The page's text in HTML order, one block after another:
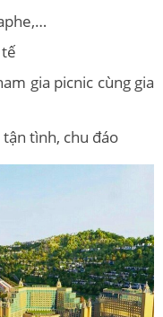
gia picnic cùng gia
tình, chu đáo